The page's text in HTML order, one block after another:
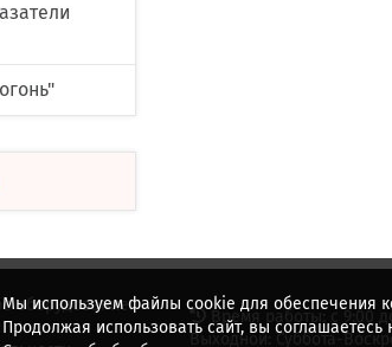
оборудование.
Время работы: с 9:00 до
Выходной: Суббота-
Мы используем файлы cookie для обеспечения
Продолжая использовать сайт, вы